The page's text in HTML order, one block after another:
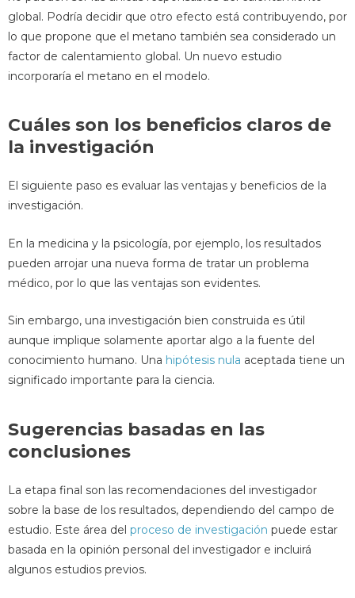
global. Podría decidir que otro efecto está contribuyendo, por
lo que propone que el metano también sea considerado un
factor de calentamiento global. Un nuevo estudio
incorporaría el metano en el modelo.
Cuáles son los beneficios claros de
la investigación
El siguiente paso es evaluar las ventajas y beneficios de la
investigación.
En la medicina y la psicología, por ejemplo, los resultados
pueden arrojar una nueva forma de tratar un problema
médico, por lo que las ventajas son evidentes.
Sin embargo, una investigación bien construida es útil
aunque implique solamente aportar algo a la fuente del
conocimiento humano. Una hipótesis nula aceptada tiene un
significado importante para la ciencia.
Sugerencias basadas en las
conclusiones
La etapa final son las recomendaciones del investigador
sobre la base de los resultados, dependiendo del campo de
estudio. Este área del proceso de investigación puede estar
basada en la opinión personal del investigador e incluirá
algunos estudios previos.